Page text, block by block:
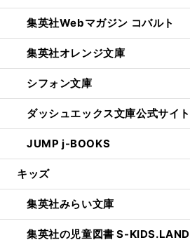
集英社Webマガジン コバルト
集英社オレンジ文庫
シフォン文庫
ダッシュエックス文庫公式サイト
JUMP j-BOOKS
キッズ
集英社みらい文庫
集英社の児童図書 S-KIDS.LAND